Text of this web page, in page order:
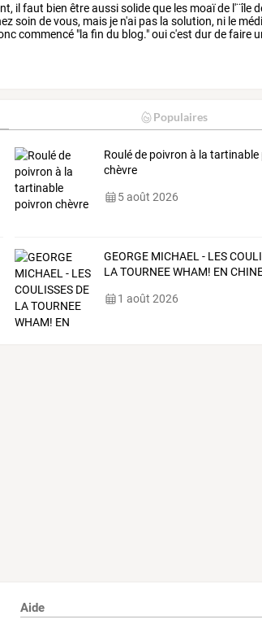
ilfaut bien êtreaussisolideque les moaïde l'¨île
soin devous, mais je n'ai pas la solution, ni le
commencé "la fin du blog."ouic'est durdefaire
Populaires
Roulé de poivron à la tartinable
chèvre
5 août 2026
GEORGE MICHAEL- LES
LATOURNEEWHAM! EN
1 août 2026
Aide